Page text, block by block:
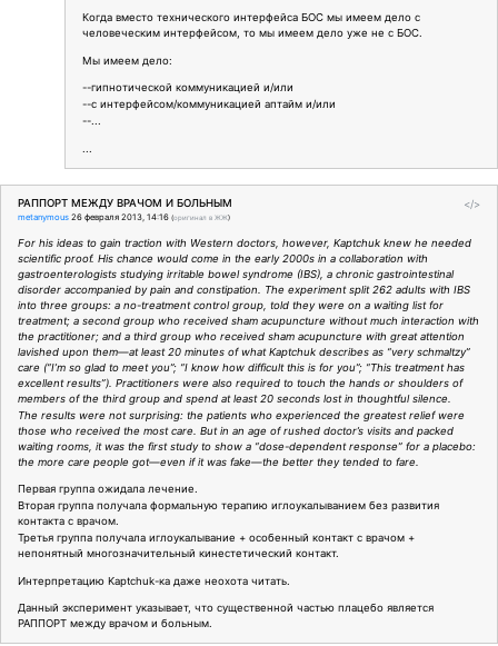
Когда вместо технического интерфейса БОС мы имеем дело с
человеческим интерфейсом, то мы имеем дело уже не с БОС.
Мы имеем дело:
--гипнотической коммуникацией и/или
--с интерфейсом/коммуникацией аптайм и/или
--...
</>
РАППОРТ МЕЖДУ ВРАЧОМ И БОЛЬНЫМ
metanymous 26 февраля 2013, 14:16 (оригинал в ЖЖ)
For his ideas to gain traction with Western doctors, however, Kaptchuk knew he needed
scientific proof. His chance would come in the early 2000s in a collaboration with
gastroenterologists studying irritable bowel syndrome (IBS), a chronic gastrointestinal
disorder accompanied by pain and constipation. The experiment split 262 adults with IBS
into three groups: a no-treatment control group, told they were on a waiting list for
treatment; a second group who received sham acupuncture without much interaction with
the practitioner; and a third group who received sham acupuncture with great attention
lavished upon them—at least 20 minutes of what Kaptchuk describes as “very schmaltzy”
care (“I’m so glad to meet you”; “I know how difficult this is for you”; “This treatment has
excellent results”). Practitioners were also required to touch the hands or shoulders of
members of the third group and spend at least 20 seconds lost in thoughtful silence.
The results were not surprising: the patients who experienced the greatest relief were
those who received the most care. But in an age of rushed doctor’s visits and packed
waiting rooms, it was the first study to show a “dose-dependent response” for a placebo:
the more care people got—even if it was fake—the better they tended to fare.
Первая группа ожидала лечение.
Вторая группа получала формальную терапию иглоукалыванием без развития
контакта с врачом.
Третья группа получала иглоукалывание + особенный контакт с врачом +
непонятный многозначительный кинестетический контакт.
Интерпретацию Kaptchuk-ка даже неохота читать.
Данный эксперимент указывает, что существенной частью плацебо является
РАППОРТ между врачом и больным.